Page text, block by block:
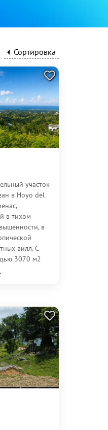
Сортировка
участок
в Hoyo del
в тихом
в
вилл. С
3070 м2
вид
что...